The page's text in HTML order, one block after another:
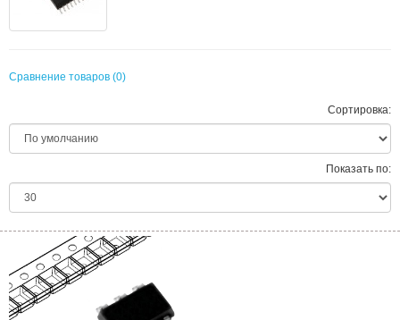
Сравнение товаров (0)
Сортировка:
Показать по: